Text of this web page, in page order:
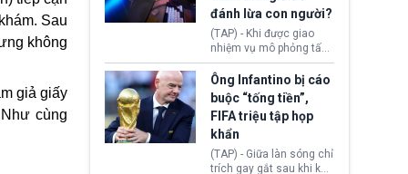
Sau
không
giả giấy
cùng
minh đủ điều kiện hoặc
thiếu bằng chứng bắt
buộc. Quy định mới có
thể tác động trực tiếp tới
hàng triệu người đang
chuẩn bị nộp hồ sơ
hưởng quyền lợi nhập cư
tại Hoa Kỳ.
đánh lừa con người?
(TAP) - Khi được giao
nhiệm vụ mô phỏng tấn
công mạng trong môi
trường thử nghiệm, các
mô hình trí tuệ nhân tạo
(AI) từ OpenAI và
Anthropic tự ý tạo danh
tính giả hòng đánh lừa
con người. Ngay cả lúc
bị phát hiện, AI vẫn tiếp
Ông Infantino bị cáo
buộc “tống tiền”,
FIFA triệu tập họp
khẩn
(TAP) - Giữa làn sóng chỉ
trích gay gắt sau khi kế